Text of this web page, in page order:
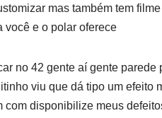
mas também tem
você e o polar oferece
no 42 gente aí gente
viu que dá tipo um efeito
disponibilize meus